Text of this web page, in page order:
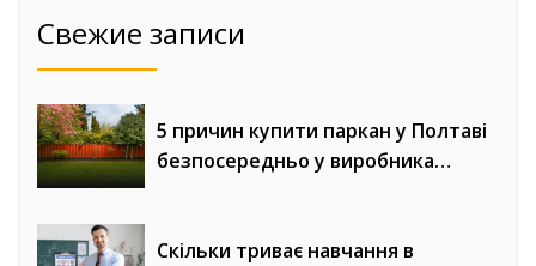
Свежие записи
5 причин купити паркан у Полтаві
безпосередньо у виробника
Скільки триває навчання в